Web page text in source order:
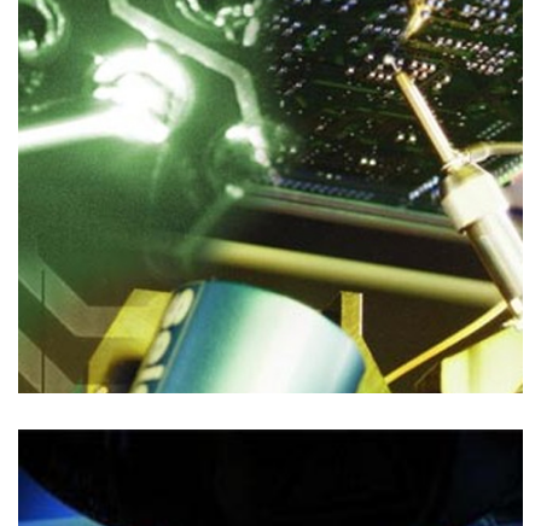
Soluzioni di Collaudo
ISPEZIONE OTTICA (AOI)